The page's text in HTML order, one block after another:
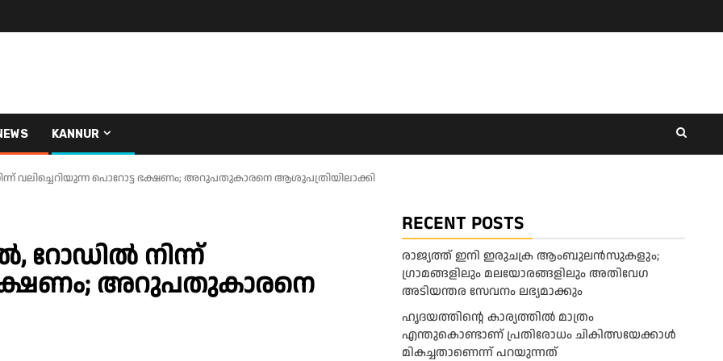
KANNUR
വലിച്ചെറിയുന്ന പൊറോട്ട ഭക്ഷണം; അറുപതുകാരനെ ആശുപത്രിയിലാക്കി
റോഡിൽ നിന്ന്
ഭക്ഷണം; അറുപതുകാരനെ
RECENT POSTS
രാജ്യത്ത് ഇനി ഇരുചക്ര ആംബുലന്‍സുകളും;
ഗ്രാമങ്ങളിലും മലയോരങ്ങളിലും അതിവേഗ
അടിയന്തര സേവനം ലഭ്യമാക്കും
ഹൃദയത്തിന്റെ കാര്യത്തിൽ മാത്രം
എന്തുകൊണ്ടാണ് പ്രതിരോധം ചികിത്സയേക്കാൾ
മികച്ചതാണെന്ന് പറയുന്നത്